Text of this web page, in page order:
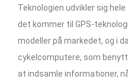
Teknologien udvikler sig
det kommer til GPS-
modeller på markedet, og i
cykelcomputere, som
at indsamle informationer,